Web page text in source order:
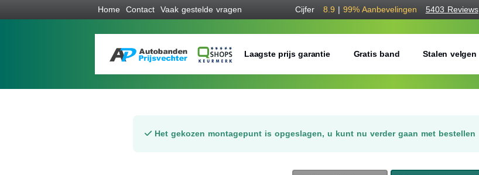
Home Contact Vaak gestelde vragen Cijfer 8.9 | 99% Aanbevelingen 5403 Reviews
Laagste prijs garantie Gratis band Stalen velgen
Het gekozen montagepunt is opgeslagen, u kunt nu verder gaan met bestellen